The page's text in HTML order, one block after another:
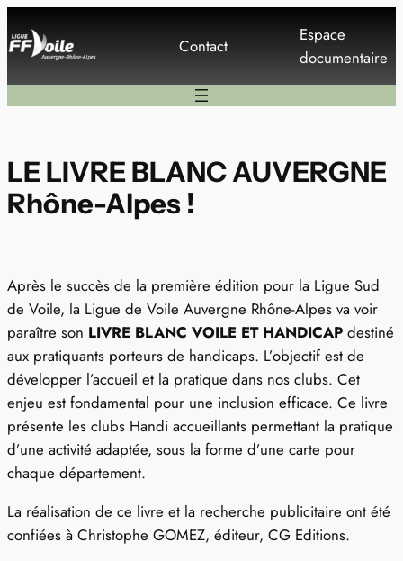
au
contenu
Contact
Espace
documentaire
LE LIVRE BLANC AUVERGNE
Rhône-Alpes !
Après le succès de la première édition pour la Ligue Sud
de Voile, la Ligue de Voile Auvergne Rhône-Alpes va voir
paraître son LIVRE BLANC VOILE ET HANDICAP destiné
aux pratiquants porteurs de handicaps. L’objectif est de
développer l’accueil et la pratique dans nos clubs. Cet
enjeu est fondamental pour une inclusion efficace. Ce livre
présente les clubs Handi accueillants permettant la pratique
d’une activité adaptée, sous la forme d’une carte pour
chaque département.
La réalisation de ce livre et la recherche publicitaire ont été
confiées à Christophe GOMEZ, éditeur, CG Editions.